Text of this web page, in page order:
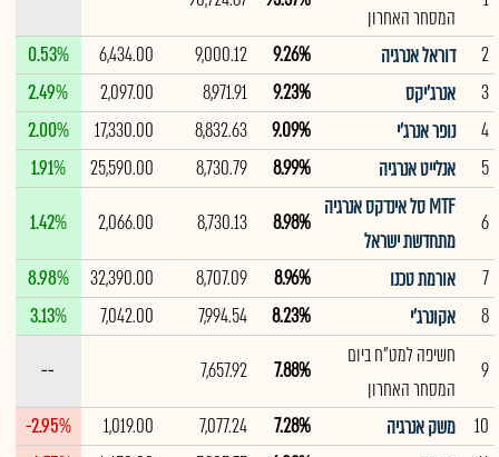
המסחר האחרון
2
דוראל אנרגיה 9.26%
9,000.12
6,434.00
0.53%
3
אנרג'יקס 9.23%
8,971.91
2,097.00
2.49%
4
נופר אנרג'י 9.09%
8,832.63
17,330.00
2.00%
5
אנלייט אנרגיה 8.99%
8,730.79
25,590.00
1.91%
6
MTF סל אינדקס אנרגיה
מתחדשת ישראל
8.98%
8,730.13
2,066.00
1.42%
7
אורמת טכנו 8.96%
8,707.09
32,390.00
8.98%
8
אקונרג'י 8.23%
7,994.54
7,042.00
3.13%
9
חשיפה למט"ח ביום
המסחר האחרון
7.88%
7,657.92
--
10
משק אנרגיה 7.28%
7,077.24
1,019.00
-2.95%